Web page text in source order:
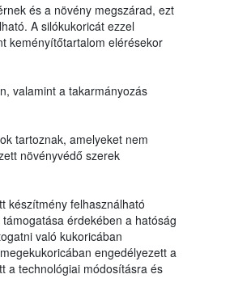
és a növény megszárad, ezt
A silókukoricát ezzel
keményítőtartalom elérésekor
valamint a takarmányozás
tartoznak, amelyeket nem
növényvédő szerek
készítmény felhasználható
érdekében a hatóság
való kukoricában
engedélyezett a
a technológiai módosításra és